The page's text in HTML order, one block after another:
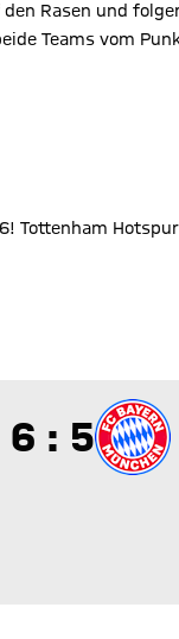
Rasen und
Teams vom
Tottenham
6 zu 5
6 : 5